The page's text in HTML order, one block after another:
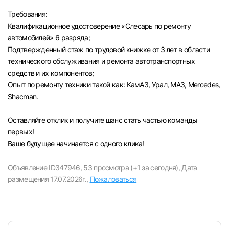
Вход в личный кабинет
вакансии с контактами и оставлять отклики
E-mail или Телефон
Требования:
Квалификационное удостоверение «Слесарь по ремонту
автомобилей» 6 разряда;
Подтвержденный стаж по трудовой книжке от 3 лет в области
технического обслуживания и ремонта автотранспортных
средств и их компонентов;
Опыт по ремонту техники такой как: КамАЗ, Урал, МАЗ, Mercedes,
Shacman.
Оставляйте отклик и получите шанс стать частью команды
первых!
Ваше будущее начинается с одного клика!
Объявление ID347946, 53 просмотра (+1 за сегодня), Дата
размещения 17.07.2026г., Пожаловаться